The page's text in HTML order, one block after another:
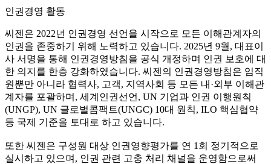
인권경영 활동
씨젠은 2022년 인권경영 선언을 시작으로 모든 이해관계자의
인권을 존중하기 위해 노력하고 있습니다. 2025년 9월, 대표이
사 서명을 통해 인권경영방침을 공식 개정하며 인권 보호에 대
한 의지를 한층 강화하였습니다. 씨젠의 인권경영방침은 임직
원뿐만 아니라 협력사, 고객, 지역사회 등 모든 내·외부 이해관
계자를 포괄하며, 세계인권선언, UN 기업과 인권 이행원칙
(UNGP), UN 글로벌콤팩트(UNGC) 10대 원칙, ILO 핵심협약
등 국제 기준을 토대로 하고 있습니다.
또한 씨젠은 구성원 대상 인권영향평가를 연 1회 정기적으로
실시하고 있으며, 인권 관련 고충 처리 채널을 운영함으로써